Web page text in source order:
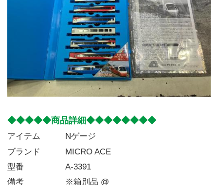
◆◆◆◆◆商品詳細◆◆◆◆◆◆◆◆
アイテム   Nゲージ
ブランド   MICRO ACE
型番     A-3391
備考     ※箱別品 @